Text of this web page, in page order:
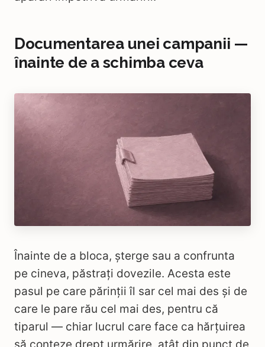
Documentarea unei campanii —
înainte de a schimba ceva
Înainte de a bloca, șterge sau a confrunta
pe cineva, păstrați dovezile. Acesta este
pasul pe care părinții îl sar cel mai des și de
care le pare rău cel mai des, pentru că
tiparul — chiar lucrul care face ca hărțuirea